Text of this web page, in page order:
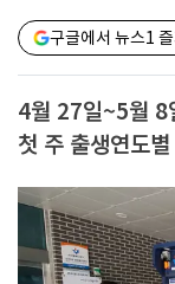
구글에서 뉴스1
4월 27일~5월 8
첫 주 출생연도